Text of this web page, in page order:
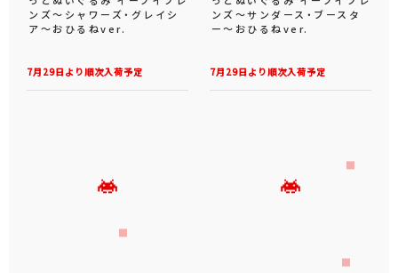
7月29日より順次入荷予定
ンズ～シャワーズ・グレイシ
ア～おひるねver.
7月29日より順次入荷予定
ンズ～サンダース・ブースタ
ー～おひるねver.